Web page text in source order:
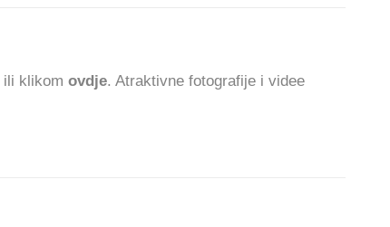
ili klikom ovdje. Atraktivne fotografije i videe